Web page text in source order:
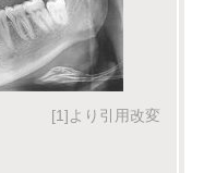
[1]より引用改変